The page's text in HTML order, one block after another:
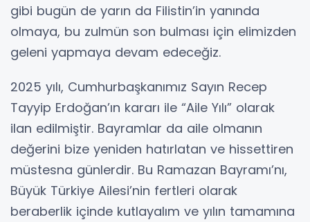
gibi bugün de yarın da Filistin’in yanında
olmaya, bu zulmün son bulması için elimizden
geleni yapmaya devam edeceğiz.
2025 yılı, Cumhurbaşkanımız Sayın Recep
Tayyip Erdoğan’ın kararı ile “Aile Yılı” olarak
ilan edilmiştir. Bayramlar da aile olmanın
değerini bize yeniden hatırlatan ve hissettiren
müstesna günlerdir. Bu Ramazan Bayramı’nı,
Büyük Türkiye Ailesi’nin fertleri olarak
beraberlik içinde kutlayalım ve yılın tamamına